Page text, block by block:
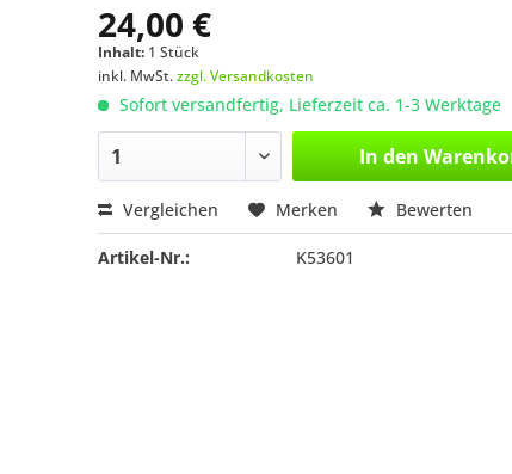
24,00 €
Inhalt: 1 Stück
inkl. MwSt.zzgl. Versandkosten
Sofort versandfertig, Lieferzeit ca. 1-3 Werktage
In den
Vergleichen Merken Bewerten
Artikel-Nr.: K53601